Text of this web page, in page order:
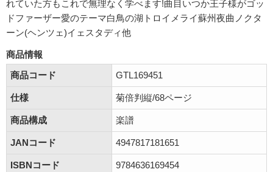
れていた方もこれで無理なく学べます!曲目いつか王子様がゴッ
ドファーザー愛のテーマ白鳥の湖トロイメライ蘇州夜曲ノクタ
ーン(ヘンツェ)イェスタディ他
商品情報
商品コード
GTL169451
仕様 菊倍判縦/68ページ
商品構成 楽譜
JANコード 4947817181651
ISBNコード 9784636169454